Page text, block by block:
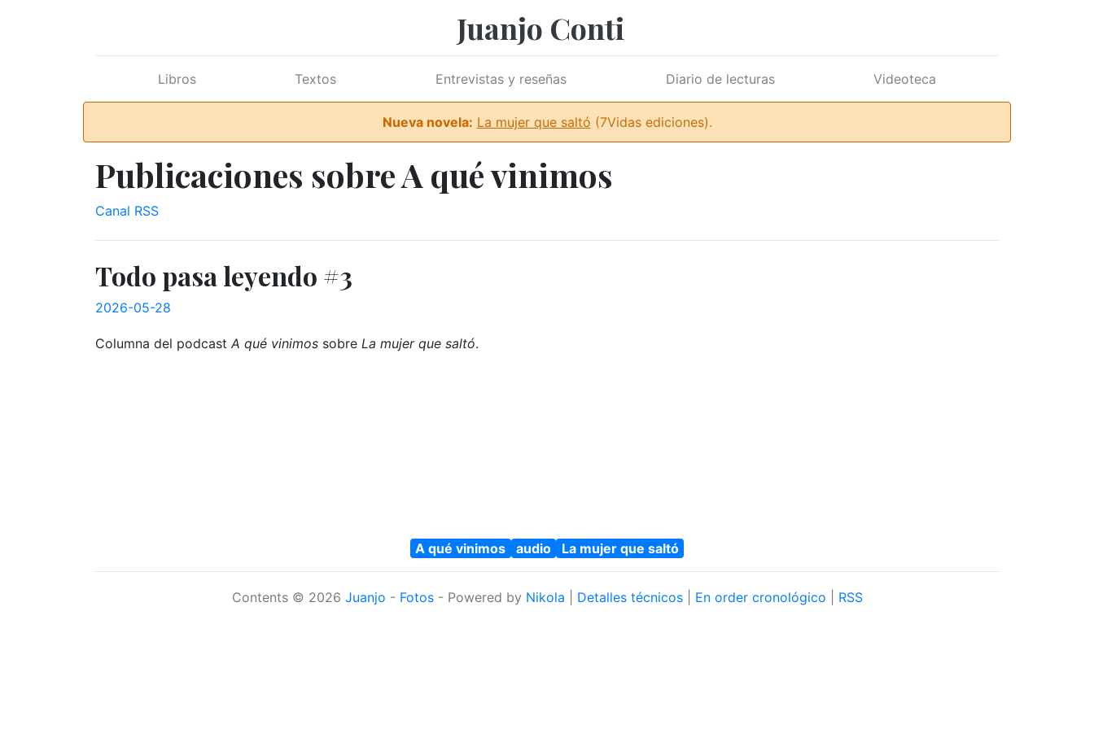
Juanjo Conti
Libros Textos Entrevistas y reseñas Diario de lecturas Videoteca
Nueva novela: La mujer que saltó (7Vidas ediciones).
Publicaciones sobre A qué vinimos
Canal RSS
Todo pasa leyendo #3
2026-05-28
Columna del podcast A qué vinimos sobre La mujer que saltó.
A qué vinimos audio La mujer que saltó
Contents © 2026 Juanjo - Fotos- Powered by Nikola Detalles técnicos| En order cronológico RSS